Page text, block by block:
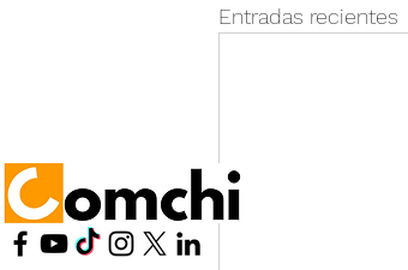
Entradas recientes